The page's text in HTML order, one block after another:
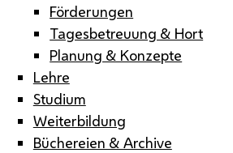
Förderungen
Tagesbetreuung & Hort
Planung & Konzepte
Lehre
Studium
Weiterbildung
Büchereien & Archive